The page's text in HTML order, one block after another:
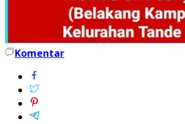
Komentar